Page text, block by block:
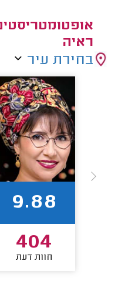
ראיה
בחירת עיר
9.88
404
חוות דעת